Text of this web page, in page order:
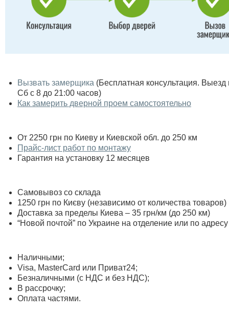
Вызвать замерщика (Бесплатная консультация.
Сб с 8 до 21:00 часов)
Как замерить дверной проем самостоятельно
От 2250 грн по Киеву и Киевской обл. до 250 км
Прайс-лист работ по монтажу
Гарантия на установку 12 месяцев
Самовывоз со склада
1250 грн по Києву (независимо от количества товаров)
Доставка за пределы Киева – 35 грн/км (до 250 км)
“Новой почтой” по Украине на отделение или по адресу
Наличными;
Visa, MasterСard или Приват24;
Безналичными (с НДС и без НДС);
В рассрочку;
Оплата частями.